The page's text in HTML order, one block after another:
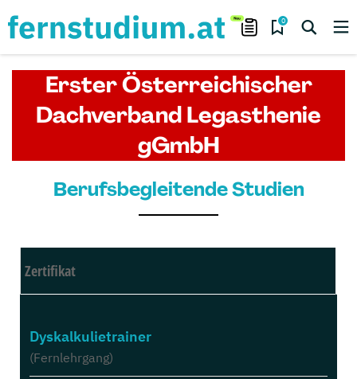
0
Erster Österreichischer
Dachverband Legasthenie
gGmbH
Berufsbegleitende Studien
Zertifikat
Dyskalkulietrainer
(Fernlehrgang)